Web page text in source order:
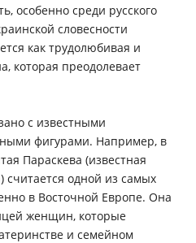
особенно среди русского
словесности
как трудолюбивая и
которая преодолевает
с известными
фигурами. Например, в
Параскева (известная
считается одной из самых
в Восточной Европе. Она
женщин, которые
и семейном